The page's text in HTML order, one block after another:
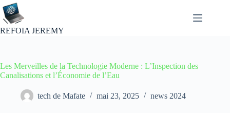
Passer
au
contenu
REFOIA JEREMY
Les Merveilles de la Technologie Moderne : L’Inspection des
Canalisations et l’Économie de l’Eau
tech de Mafate mai 23, 2025 news 2024